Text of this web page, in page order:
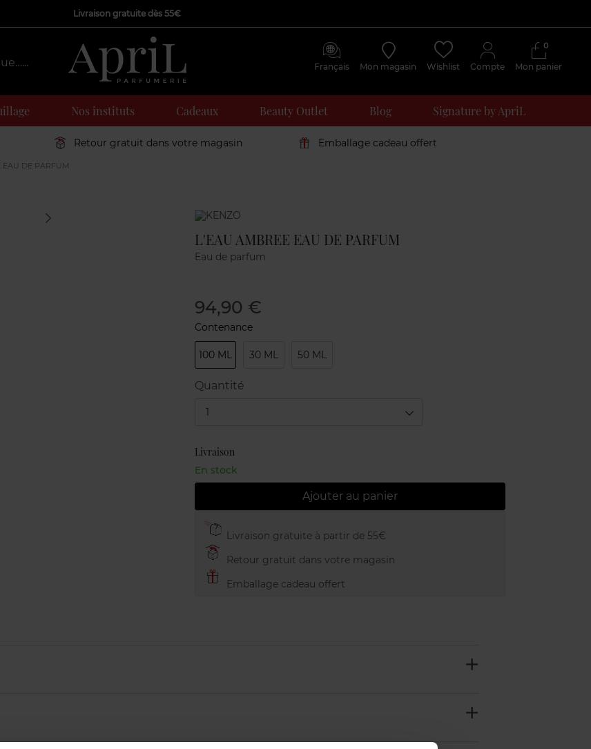
Livraison gratuite dès 55€
Français Mon magasin Wishlist Compte Mon panier
0
Nos instituts Cadeaux Beauty Outlet Blog Signature by ApriL
Retour gratuit dans votre magasin Emballage cadeau offert
EAU DE PARFUM
Marque
L'EAU AMBREE EAU DE PARFUM
Eau de parfum
94,90 €
Contenance
100 ML 30 ML 50 ML
Quantité
1
Livraison
En stock
Ajouter au panier
Livraison gratuite à partir de 55€
Retour gratuit dans votre magasin
Emballage cadeau offert